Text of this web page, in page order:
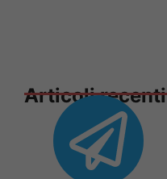
Articoli recenti